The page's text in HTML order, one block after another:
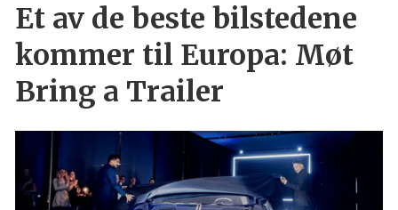
Et av de beste bilstedene
kommer til Europa: Møt
Bring a Trailer